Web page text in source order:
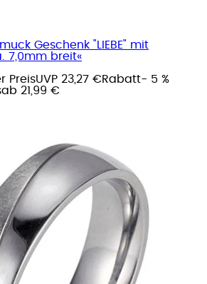
Geschenk "LIEBE" mit
7,0mm breit«
PreisUVP 23,27 €Rabatt- 5 %
ab 21,99 €